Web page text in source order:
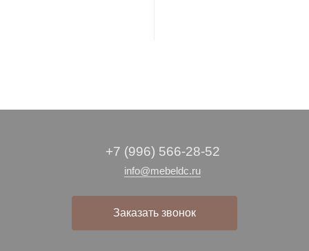
+7 (996) 566-28-52
info@mebeldc.ru
Заказать звонок